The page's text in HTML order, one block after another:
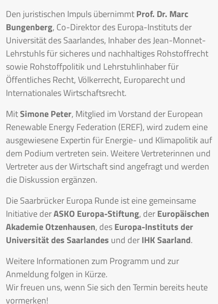
Den juristischen Impuls übernimmtProf. Dr. Marc
Bungenberg, Co-Direktor des Europa-Instituts der
Universität des Saarlandes, Inhaber des Jean-Monnet-
Lehrstuhls für sicheres und nachhaltiges Rohstoffrecht
sowie Rohstoffpolitik und Lehrstuhlinhaber für
Öffentliches Recht, Völkerrecht, Europarecht und
Internationales Wirtschaftsrecht.
MitSimone Peter, Mitglied im Vorstand der European
Renewable Energy Federation (EREF), wird zudem eine
ausgewiesene Expertin für Energie- und Klimapolitik auf
dem Podium vertreten sein. Weitere Vertreterinnen und
Vertreter aus der Wirtschaft sind angefragt und werden
die Diskussion ergänzen.
Die Saarbrücker Europa Runde ist eine gemeinsame
Initiative derASKO Europa-Stiftung, derEuropäischen
Akademie Otzenhausen, desEuropa-Instituts der
Universität des Saarlandes und derIHK Saarland.
Weitere Informationen zum Programm und zur
Anmeldung folgen in Kürze.
Wir freuen uns, wenn Sie sich den Termin bereits heute
vormerken!